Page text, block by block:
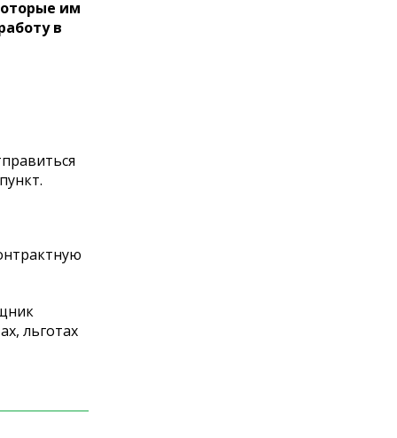
им
в
льготах